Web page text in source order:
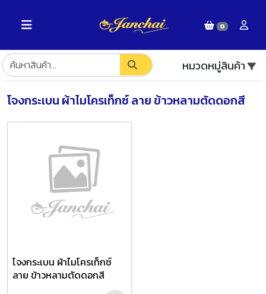
0
หมวดหมู่สินค้า
โจงกระเบน ผ้าไมโครเท็กซ์ ลาย ข้าวหลามตัดดอกสี
โจงกระเบน ผ้าไมโครเท็กซ์
ลาย ข้าวหลามตัดดอกสี